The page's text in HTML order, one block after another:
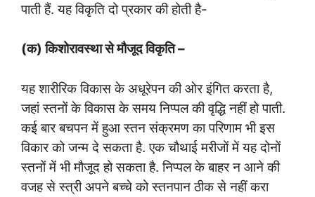
पाती हैं. यह विकृति दो प्रकार की होती है-
(क) किशोरावस्था से मौजूद विकृति –
यह शारीरिक विकास के अधूरेपन की ओर इंगित करता है,
जहां स्तनों के विकास के समय निप्पल की वृद्धि नहीं हो पाती.
कई बार बचपन में हुआ स्तन संक्रमण का परिणाम भी इस
विकार को जन्म दे सकता है. एक चौथाई मरीजों में यह दोनों
स्तनों में भी मौजूद हो सकता है. निप्पल के बाहर न आने की
वजह से स्त्री अपने बच्चे को स्तनपान ठीक से नहीं करा